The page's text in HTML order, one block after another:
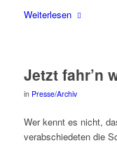
Wei­ter­le­sen
Jetzt fahr’n
in Presse/Archiv
Wer kennt es nicht,
ver­ab­schie­de­ten die